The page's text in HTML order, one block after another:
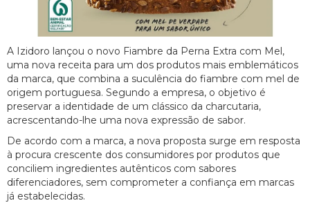
A Izidoro lançou o novo Fiambre da Perna Extra com Mel,
uma nova receita para um dos produtos mais emblemáticos
da marca, que combina a suculência do fiambre com mel de
origem portuguesa. Segundo a empresa, o objetivo é
preservar a identidade de um clássico da charcutaria,
acrescentando-lhe uma nova expressão de sabor.
De acordo com a marca, a nova proposta surge em resposta
à procura crescente dos consumidores por produtos que
conciliem ingredientes autênticos com sabores
diferenciadores, sem comprometer a confiança em marcas
já estabelecidas.